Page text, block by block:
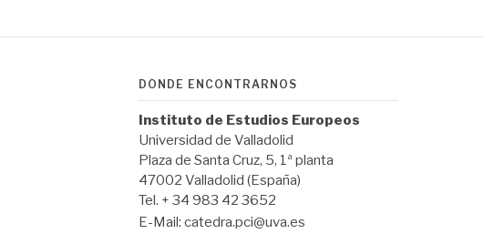
de
entradas
DÓNDE ENCONTRARNOS
Instituto de Estudios Europeos
Universidad de Valladolid
Plaza de Santa Cruz, 5, 1ª planta
47002 Valladolid (España)
Tel. + 34 983 42 3652
E-Mail: catedra.pci@uva.es